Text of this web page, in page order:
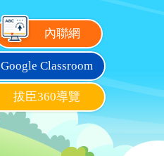
內聯網
Google Classroom
拔臣360導覽